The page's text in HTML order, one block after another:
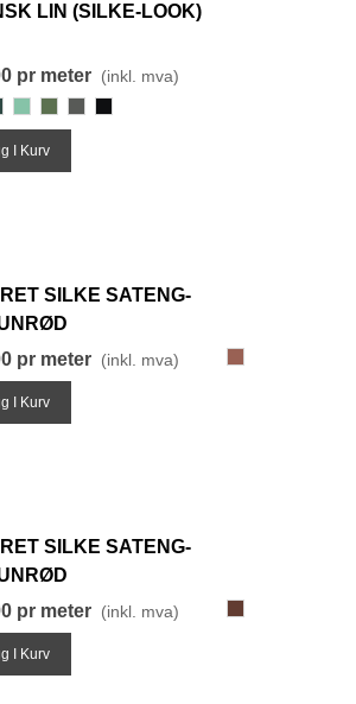
LIN (SILKE-LOOK)
pr meter (inkl. mva)
I Kurv
SILKE SATENG-
pr meter (inkl. mva)
I Kurv
SILKE SATENG-
pr meter (inkl. mva)
I Kurv